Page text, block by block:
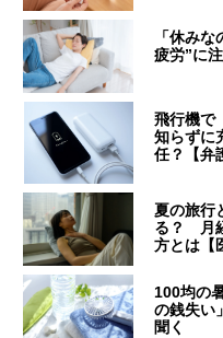
「休み
疲労”に
飛行機で
知らずに
任？【弁
夏の旅行
る？ 月
方とは【
100均の
の銭失い
聞く